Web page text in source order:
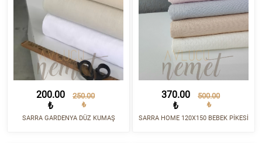
200.00
₺
250.00
₺
SARRA GARDENYA DÜZ KUMAŞ
370.00
₺
500.00
₺
SARRA HOME 120X150 BEBEK PİKESİ